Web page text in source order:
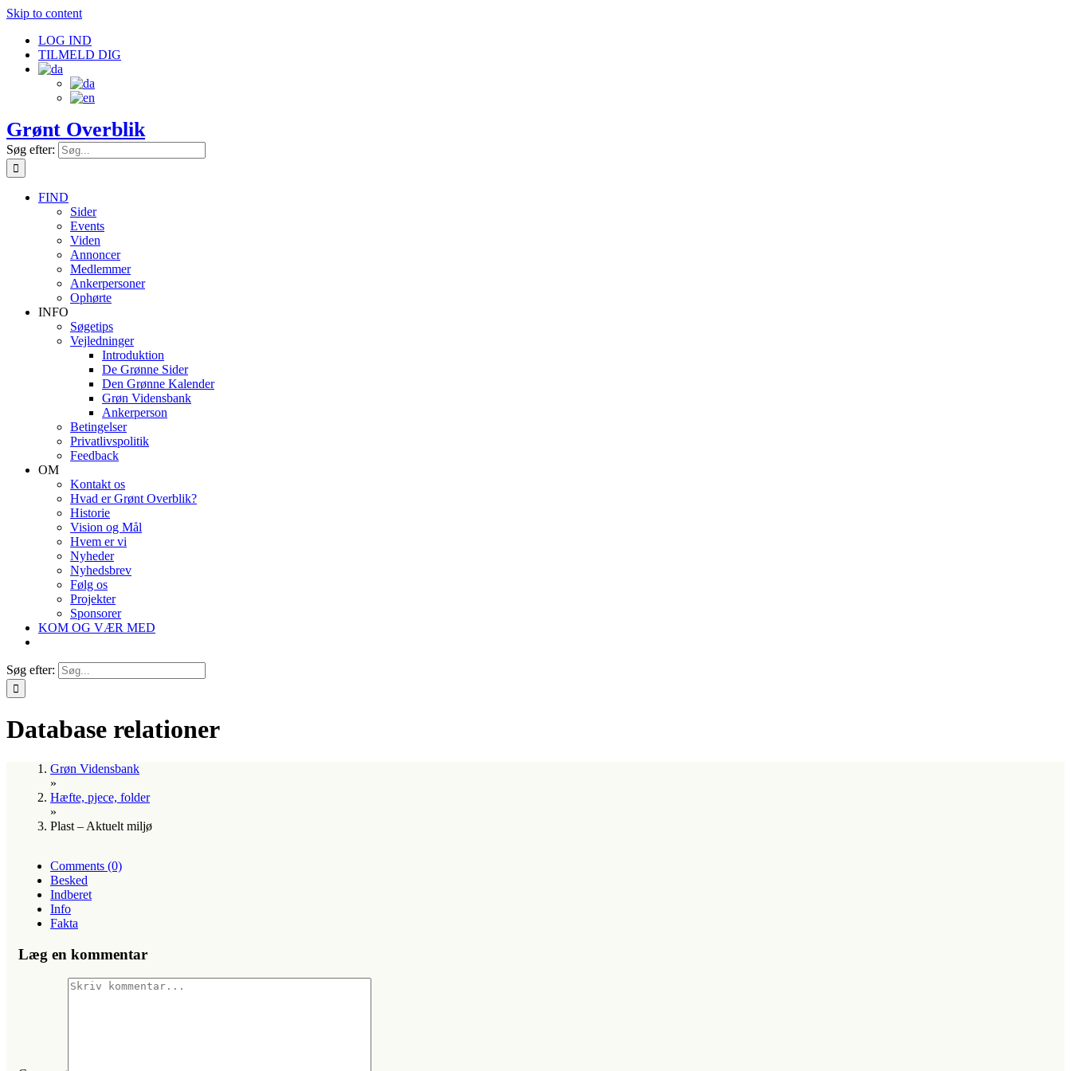
Skip to content
LOG IND
TILMELD DIG
Grønt Overblik
Søg efter:
FIND
Sider
Events
Viden
Annoncer
Medlemmer
Ankerpersoner
Ophørte
INFO
Søgetips
Vejledninger
Introduktion
De Grønne Sider
Den Grønne Kalender
Grøn Vidensbank
Ankerperson
Betingelser
Privatlivspolitik
Feedback
OM
Kontakt os
Hvad er Grønt Overblik?
Historie
Vision og Mål
Hvem er vi
Nyheder
Nyhedsbrev
Følg os
Projekter
Sponsorer
KOM OG VÆR MED
Søg efter:
Database relationer
Grøn Vidensbank
»
Hæfte, pjece, folder
»
Plast – Aktuelt miljø
Comments (0)
Besked
Indberet
Info
Fakta
Læg en kommentar